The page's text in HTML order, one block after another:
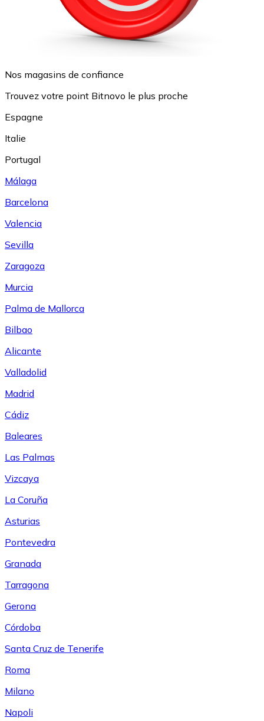
Nos magasins de confiance
Trouvez votre point Bitnovo le plus proche
Espagne
Italie
Portugal
Málaga
Barcelona
Valencia
Sevilla
Zaragoza
Murcia
Palma de Mallorca
Bilbao
Alicante
Valladolid
Madrid
Cádiz
Baleares
Las Palmas
Vizcaya
La Coruña
Asturias
Pontevedra
Granada
Tarragona
Gerona
Córdoba
Santa Cruz de Tenerife
Roma
Milano
Napoli